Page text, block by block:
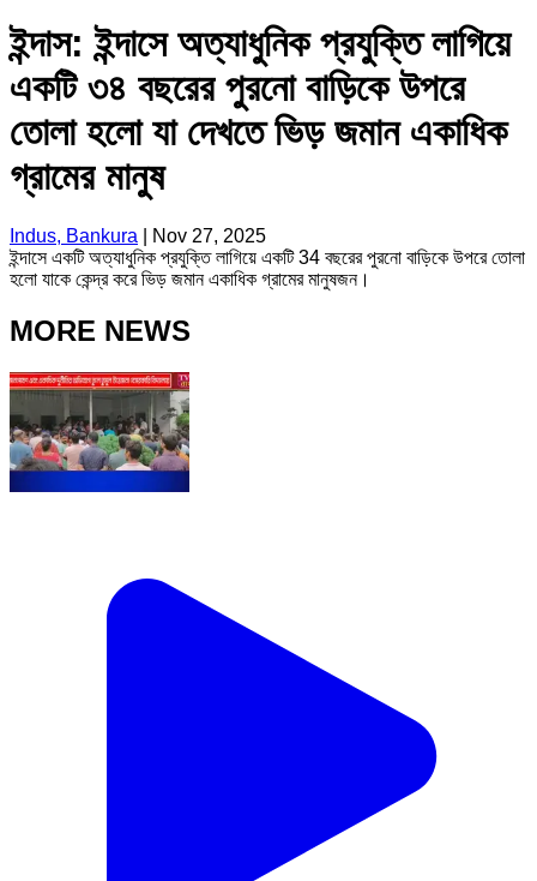
ইন্দাস: ইন্দাসে অত্যাধুনিক প্রযুক্তি লাগিয়ে
একটি ৩৪ বছরের পুরনো বাড়িকে উপরে
তোলা হলো যা দেখতে ভিড় জমান একাধিক
গ্রামের মানুষ
Indus, Bankura
Nov 27, 2025
ইন্দাসে একটি অত্যাধুনিক প্রযুক্তি লাগিয়ে একটি 34 বছরের পুরনো বাড়িকে উপরে তোলা
হলো যাকে কেন্দ্র করে ভিড় জমান একাধিক গ্রামের মানুষজন।
MORE NEWS